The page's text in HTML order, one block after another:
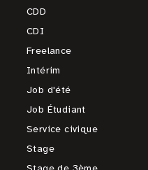
CDD
CDI
Freelance
Intérim
Job d'été
Job Étudiant
Service civique
Stage